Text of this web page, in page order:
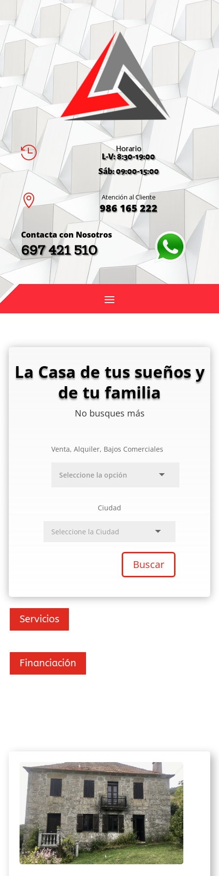
 Horario
L-V: 8:30-19:00
Sáb: 09:00-15:00
 Atención al Cliente
986 165 222
Contacta con Nosotros
697 421 510
La Casa de tus sueños y
de tu familia
No busques más
Venta, Alquiler, Bajos Comerciales
Ciudad
Buscar
Servicios
Financiación